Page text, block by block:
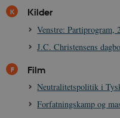
Kilder
Venstre: Partiprogram,
J.C. Christensens
Film
Neutralitetspolitik i
Forfatningskamp og